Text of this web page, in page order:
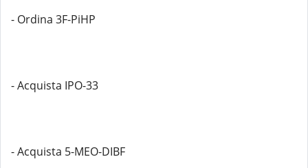
- Ordina 3F-PiHP
- Acquista IPO-33
- Acquista 5-MEO-DIBF